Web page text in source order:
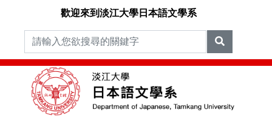
歡迎來到淡江大學日本語文學系